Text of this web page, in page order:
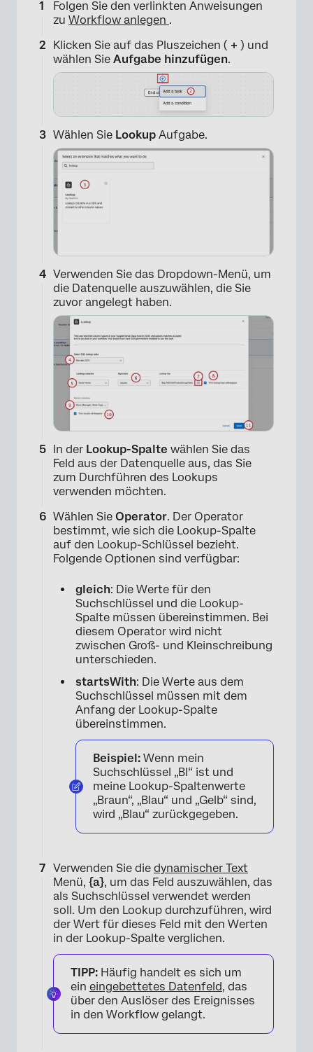
Folgen Sie den verlinkten Anweisungen
zu Workflow anlegen .
Klicken Sie auf das Pluszeichen ( + ) und
wählen Sie Aufgabe hinzufügen.
Wählen Sie Lookup Aufgabe.
Verwenden Sie das Dropdown-Menü, um
die Datenquelle auszuwählen, die Sie
zuvor angelegt haben.
In der Lookup-Spalte wählen Sie das
Feld aus der Datenquelle aus, das Sie
zum Durchführen des Lookups
verwenden möchten.
Wählen Sie Operator. Der Operator
bestimmt, wie sich die Lookup-Spalte
auf den Lookup-Schlüssel bezieht.
Folgende Optionen sind verfügbar:
gleich: Die Werte für den
Suchschlüssel und die Lookup-
Spalte müssen übereinstimmen. Bei
diesem Operator wird nicht
zwischen Groß- und Kleinschreibung
unterschieden.
startsWith: Die Werte aus dem
Suchschlüssel müssen mit dem
Anfang der Lookup-Spalte
übereinstimmen.
Beispiel: Wenn mein
Suchschlüssel „Bl“ ist und
meine Lookup-Spaltenwerte
„Braun“, „Blau“ und „Gelb“ sind,
wird „Blau“ zurückgegeben.
Verwenden Sie die dynamischer Text
Menü, {a}, um das Feld auszuwählen, das
als Suchschlüssel verwendet werden
soll. Um den Lookup durchzuführen, wird
der Wert für dieses Feld mit den Werten
in der Lookup-Spalte verglichen.
TIPP: Häufig handelt es sich um
ein eingebettetes Datenfeld, das
über den Auslöser des Ereignisses
in den Workflow gelangt.